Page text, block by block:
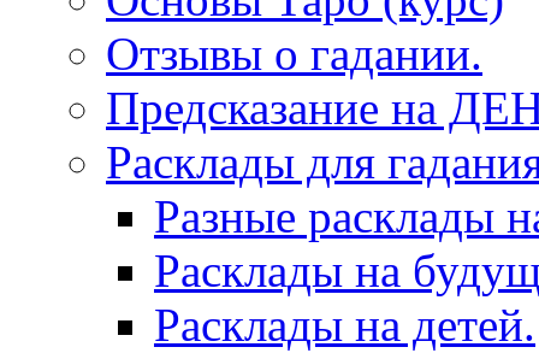
Отзывы о гадании.
Предсказание на
Расклады для
Разные расклады
Расклады на
Расклады на детей.